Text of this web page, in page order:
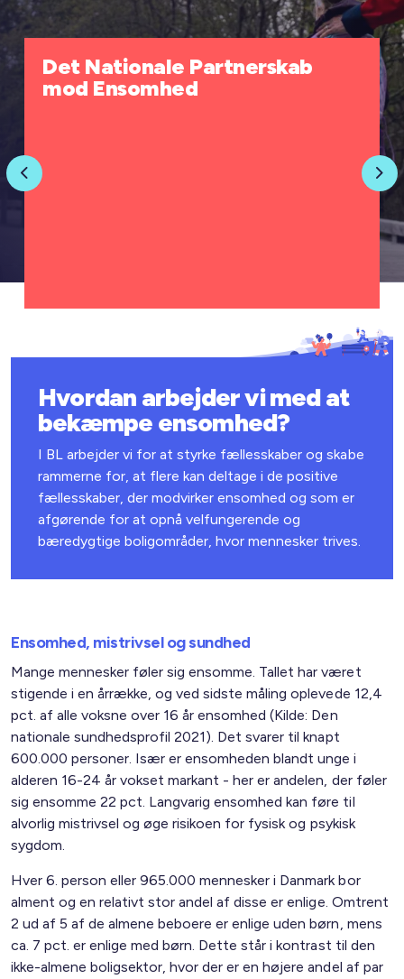
Previous
Det Nationale Partnerskab
mod Ensomhed
Hvordan arbejder vi med at
bekæmpe ensomhed?
I BL arbejder vi for at styrke fællesskaber og skabe
rammerne for, at flere kan deltage i de positive
fællesskaber, der modvirker ensomhed og som er
afgørende for at opnå velfungerende og
bæredygtige boligområder, hvor mennesker trives.
Ensomhed, mistrivsel og sundhed
Mange mennesker føler sig ensomme. Tallet har været
stigende i en årrække, og ved sidste måling oplevede 12,4
pct. af alle voksne over 16 år ensomhed (Kilde: Den
nationale sundhedsprofil 2021). Det svarer til knapt
600.000 personer. Især er ensomheden blandt unge i
alderen 16-24 år vokset markant - her er andelen, der føler
sig ensomme 22 pct. Langvarig ensomhed kan føre til
alvorlig mistrivsel og øge risikoen for fysisk og psykisk
sygdom.
Hver 6. person eller 965.000 mennesker i Danmark bor
alment og en relativt stor andel af disse er enlige. Omtrent
2 ud af 5 af de almene beboere er enlige uden børn, mens
ca. 7 pct. er enlige med børn. Dette står i kontrast til den
ikke-almene boligsektor, hvor der er en højere andel af par